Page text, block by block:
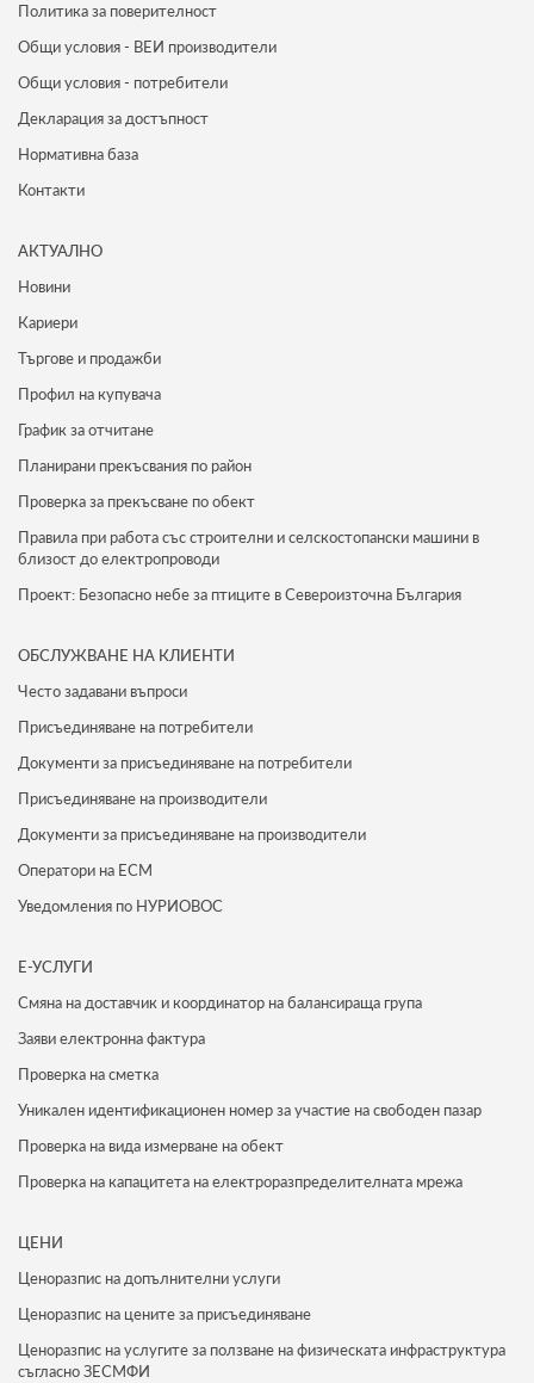
Политика за поверителност
Общи условия - ВЕИ производители
Общи условия - потребители
Декларация за достъпност
Нормативна база
Контакти
АКТУАЛНО
Новини
Кариери
Търгове и продажби
Профил на купувача
График за отчитане
Планирани прекъсвания по район
Проверка за прекъсване по обект
Правила при работа със строителни и селскостопански машини в
близост до електропроводи
Проект: Безопасно небе за птиците в Североизточна България
ОБСЛУЖВАНЕ НА КЛИЕНТИ
Често задавани въпроси
Присъединяване на потребители
Документи за присъединяване на потребители
Присъединяване на производители
Документи за присъединяване на производители
Оператори на ЕСМ
Уведомления по НУРИОВОС
Е-УСЛУГИ
Смяна на доставчик и координатор на балансираща група
Заяви електронна фактура
Проверка на сметка
Уникален идентификационен номер за участие на свободен пазар
Проверка на вида измерване на обект
Проверка на капацитета на електроразпределителната мрежа
ЦЕНИ
Ценоразпис на допълнителни услуги
Ценоразпис на цените за присъединяване
Ценоразпис на услугите за ползване на физическата инфраструктура
съгласно ЗЕСМФИ